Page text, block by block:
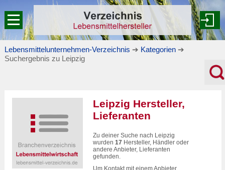
Lebensmittelunternehmen-Verzeichnis ➔ Kategorien ➔
Suchergebnis zu Leipzig
Leipzig Hersteller,
Lieferanten
Zu deiner Suche nach Leipzig
wurden 17Hersteller, Händler oder
andere Anbieter, Lieferanten
gefunden.
Um Kontakt mit einem Anbieter